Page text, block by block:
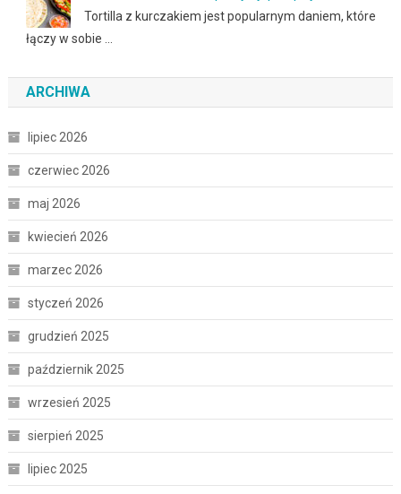
Tortilla z kurczakiem jest popularnym daniem, które
łączy w sobie …
ARCHIWA
lipiec 2026
czerwiec 2026
maj 2026
kwiecień 2026
marzec 2026
styczeń 2026
grudzień 2025
październik 2025
wrzesień 2025
sierpień 2025
lipiec 2025